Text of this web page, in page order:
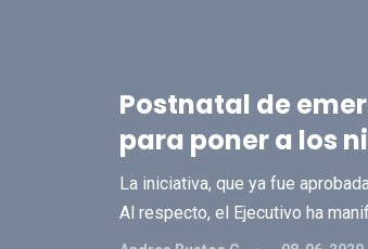
Postnatal de
para poner a los
La iniciativa, que ya fue
Al respecto, el Ejecutivo ha